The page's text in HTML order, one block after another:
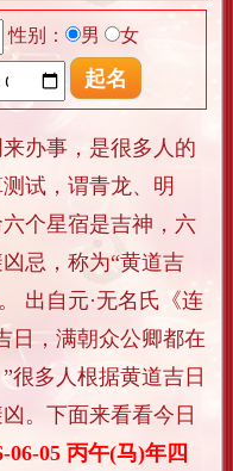
性别： 男 女
办事，是很多人的
试，谓青龙、明
个星宿是吉神，六
忌，称为“黄道吉
出自元·无名氏《连
日，满朝众公卿都在
很多人根据黄道吉日
。下面来看看今日
06-05 丙午(马)年四